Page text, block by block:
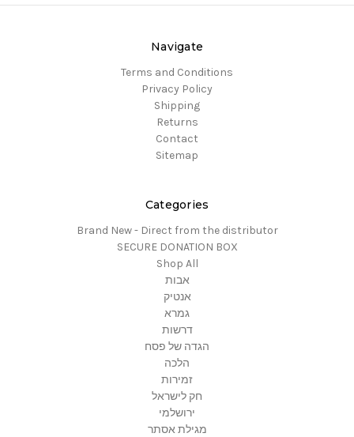
Navigate
Terms and Conditions
Privacy Policy
Shipping
Returns
Contact
Sitemap
Categories
Brand New - Direct from the distributor
SECURE DONATION BOX
Shop All
אבות
אנטיק
גמרא
דרשות
הגדה של פסח
הלכה
זמירות
חק לישראל
ירושלמי
מגילת אסתר